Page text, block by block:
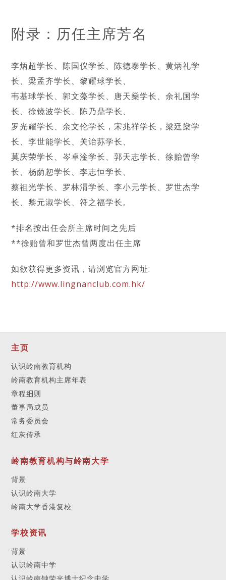
附录：历任主席芳名
李炳超学长、陈国仪学长、陈德泰学长、黄炳礼学
长、梁孟齐学长、黎耀球学长、
韦基球学长、郭文藻学长、唐天燊学长、余礼国学
长、徐镜波学长、陈乃鼎学长、
罗光耀学长、余文伦学长，宋兆祥学长，梁廷燊学
长、李世能学长、关诒荪学长、
莫庆荣学长、岑卓淦学长、郭天志学长、徐贻曾学
长、杨荫恕学长、李志恒学长、
蔡祖光学长、罗林渭学长、李小元学长、罗世杰学
长、黎元淑学长、符之福学长。
*排名按出任会所主席时间之先后
**徐贻曾和罗世杰曾两度出任主席
如欲获得更多资讯，请浏览官方网址:
http://www.lingnanclub.com.hk/
主页
认识岭南教育机构
岭南教育机构主席年表
章程细则
董事局成员
常务委员会
红灰传承
岭南教育机构与岭南大学
背景
认识岭南大学
岭南大学香港复校
学校资讯
背景
认识岭南中学